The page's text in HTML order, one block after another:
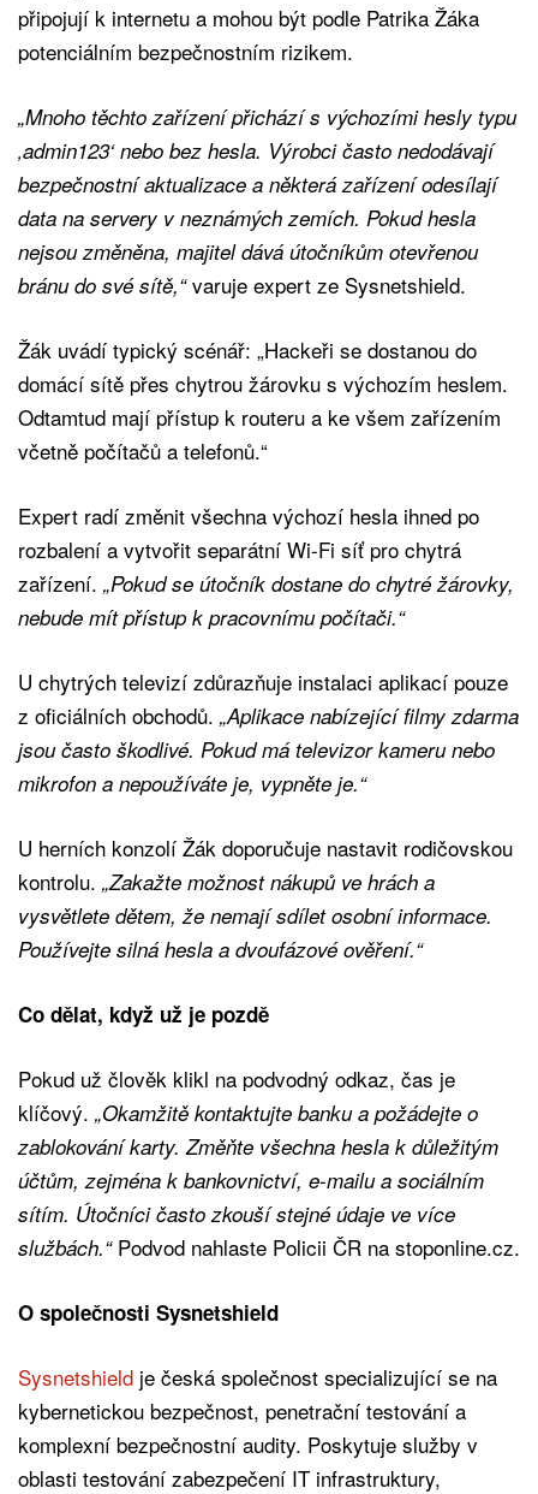
připojují k internetu a mohou být podle Patrika Žáka
potenciálním bezpečnostním rizikem.
„Mnoho těchto zařízení přichází s výchozími hesly typu
‚admin123‘ nebo bez hesla. Výrobci často nedodávají
bezpečnostní aktualizace a některá zařízení odesílají
data na servery v neznámých zemích. Pokud hesla
nejsou změněna, majitel dává útočníkům otevřenou
bránu do své sítě,“varuje expert ze Sysnetshield.
Žák uvádí typický scénář: „Hackeři se dostanou do
domácí sítě přes chytrou žárovku s výchozím heslem.
Odtamtud mají přístup k routeru a ke všem zařízením
včetně počítačů a telefonů.“
Expert radí změnit všechna výchozí hesla ihned po
rozbalení a vytvořit separátní Wi-Fi síť pro chytrá
zařízení. „Pokud se útočník dostane do chytré žárovky,
nebude mít přístup k pracovnímu počítači.“
U chytrých televizí zdůrazňuje instalaci aplikací pouze
z oficiálních obchodů. „Aplikace nabízející filmy zdarma
jsou často škodlivé. Pokud má televizor kameru nebo
mikrofon a nepoužíváte je, vypněte je.“
U herních konzolí Žák doporučuje nastavit rodičovskou
kontrolu. „Zakažte možnost nákupů ve hrách a
vysvětlete dětem, že nemají sdílet osobní informace.
Používejte silná hesla a dvoufázové ověření.“
Co dělat, když už je pozdě
Pokud už člověk klikl na podvodný odkaz, čas je
klíčový. „Okamžitě kontaktujte banku a požádejte o
zablokování karty. Změňte všechna hesla k důležitým
účtům, zejména k bankovnictví, e-mailu a sociálním
sítím. Útočníci často zkouší stejné údaje ve více
službách.“ Podvod nahlaste Policii ČR na stoponline.cz.
O společnosti Sysnetshield
Sysnetshield je česká společnost specializující se na
kybernetickou bezpečnost, penetrační testování a
komplexní bezpečnostní audity. Poskytuje služby v
oblasti testování zabezpečení IT infrastruktury,